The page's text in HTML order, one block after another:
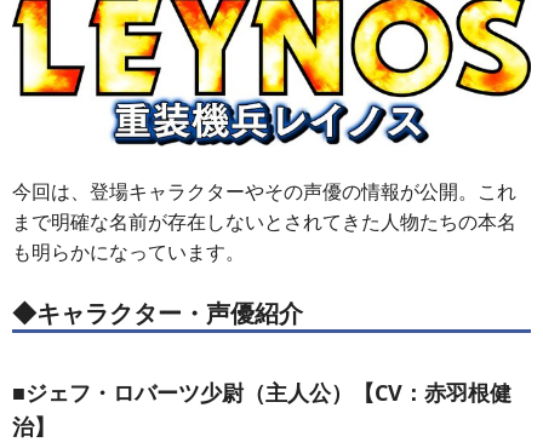
今回は、登場キャラクターやその声優の情報が公開。これ
まで明確な名前が存在しないとされてきた人物たちの本名
も明らかになっています。
◆キャラクター・声優紹介
■ジェフ・ロバーツ少尉（主人公）【CV：赤羽根健
治】